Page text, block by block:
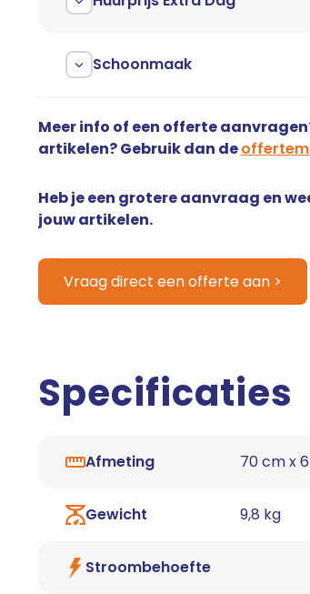
Schoonmaak
Meer info of een offerte
artikelen? Gebruik dan de
Heb je een grotere aanvraag en
jouw artikelen.
Vraag direct een offerte aan >
Specificaties
Afmeting 70 cm x
Gewicht 9,8 kg
Stroombehoefte